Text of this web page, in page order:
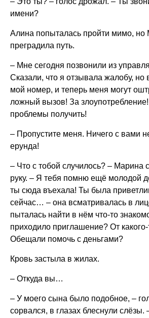
имени?
Алина попыталась пройти мимо, но
преградила путь.
– Мне сегодня позвонили из
Сказали, что я отзывала жалобу, но
мой номер, и теперь меня могут
ложный вызов! За
проблемы получить!
– Пропустите меня. Ничего с вами
ерунда!
– Что с тобой случилось? – Марина
руку. – Я тебя помню ещё молодой
ты сюда въехала! Ты была
сейчас… – она всматривалась в
пыталась найти в нём что-то
приходило приглашение? От
Обещали помочь с деньгами?
Кровь застыла в жилах.
– Откуда вы…
– У моего сына было подобное, –
сорвался, в глазах блеснули